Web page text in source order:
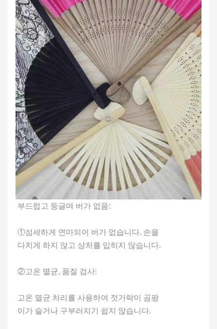
부드럽고 둥글며 버가 없음:
①섬세하게 연마되어 버가 없습니다. 손을
다치게 하지 않고 상처를 입히지 않습니다.
②고온 멸균, 품질 검사:
고온 멸균 처리를 사용하여 젓가락이 곰팡
이가 슬거나 구부러지기 쉽지 않습니다.